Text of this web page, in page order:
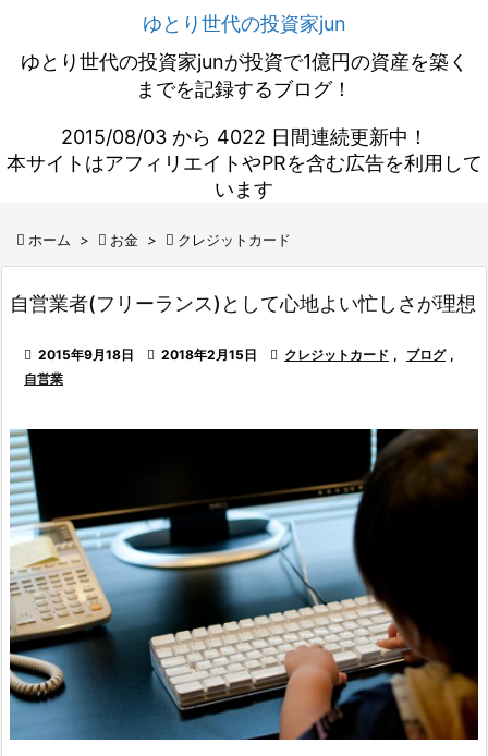
ゆとり世代の投資家jun
ゆとり世代の投資家junが投資で1億円の資産を築く
までを記録するブログ！
2015/08/03 から 4022 日間連続更新中！
本サイトはアフィリエイトやPRを含む広告を利用して
います
 ホーム >  お金 >  クレジットカード
自営業者(フリーランス)として心地よい忙しさが理想
 2015年9月18日  2018年2月15日  クレジットカード , ブログ ,
自営業